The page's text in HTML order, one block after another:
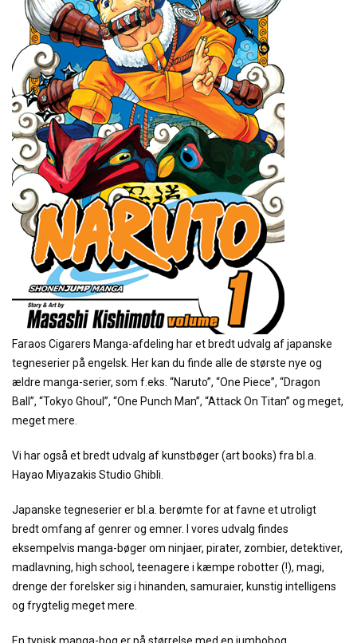
Faraos Cigarers Manga-afdeling har et bredt udvalg af japanske
tegneserier på engelsk. Her kan du finde alle de største nye og
ældre manga-serier, som f.eks. “Naruto”, “One Piece”, “Dragon
Ball”, “Tokyo Ghoul”, “One Punch Man”, “Attack On Titan” og meget,
meget mere.
Vi har også et bredt udvalg af kunstbøger (art books) fra bl.a.
Hayao Miyazakis Studio Ghibli.
Japanske tegneserier er bl.a. berømte for at favne et utroligt
bredt omfang af genrer og emner. I vores udvalg findes
eksempelvis manga-bøger om ninjaer, pirater, zombier, detektiver,
madlavning, high school, teenagere i kæmpe robotter (!), magi,
drenge der forelsker sig i hinanden, samuraier, kunstig intelligens
og frygtelig meget mere.